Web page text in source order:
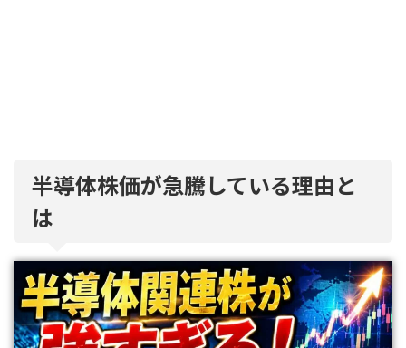
半導体株価が急騰している理由と
は